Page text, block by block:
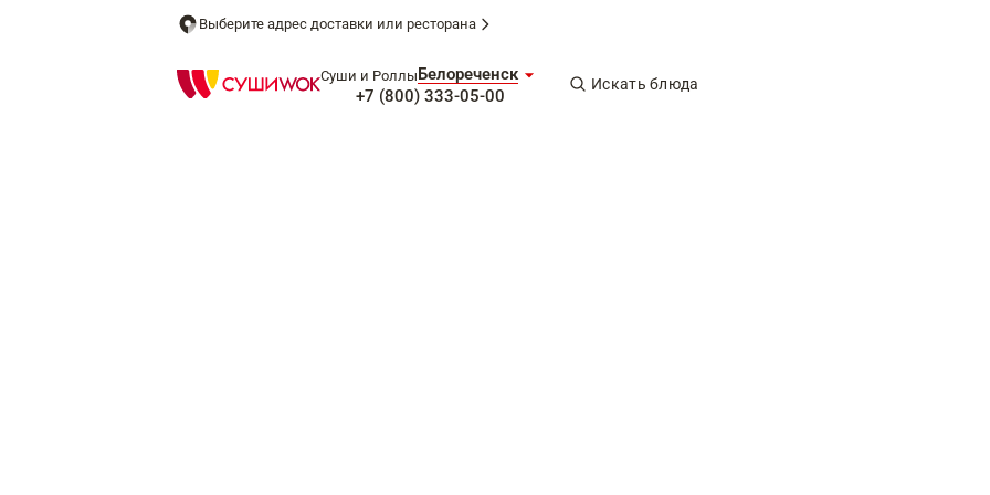
Выберите адрес доставки или ресторана
Суши и РоллыБелореченск
+7 (800) 333-05-00
Искать блюда